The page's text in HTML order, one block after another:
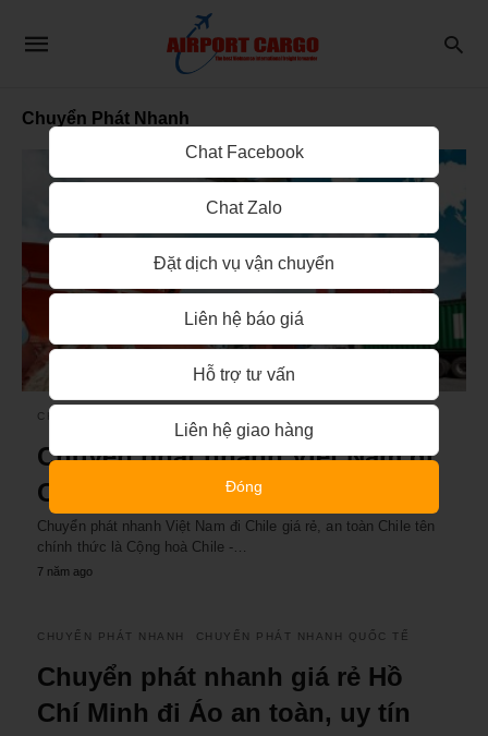
Chuyển Phát Nhanh
CHUYỂN PHÁT NHANH
Chuyển phát nhanh Việt Nam đi
Chile giá rẻ, an toàn
Chuyển phát nhanh Việt Nam đi Chile giá rẻ, an toàn Chile tên
chính thức là Cộng hoà Chile -…
7 năm ago
CHUYỂN PHÁT NHANH CHUYỂN PHÁT NHANH QUỐC TẾ
Chuyển phát nhanh giá rẻ Hồ
Chí Minh đi Áo an toàn, uy tín
Chat Facebook
Chat Zalo
Đặt dịch vụ vận chuyển
Liên hệ báo giá
Hỗ trợ tư vấn
Liên hệ giao hàng
Đóng